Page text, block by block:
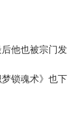
他也被宗门发
锁魂术》也下